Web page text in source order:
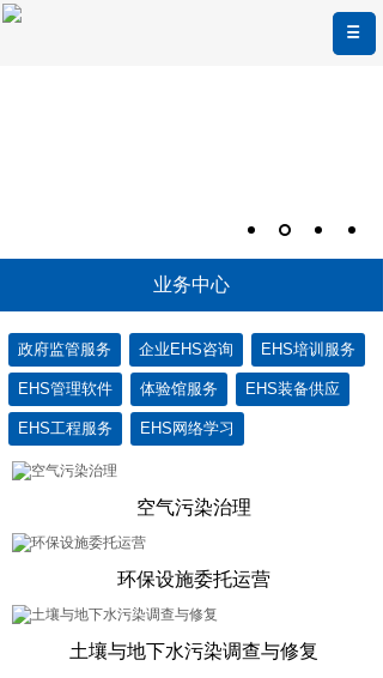
业务中心
政府监管服务 企业EHS咨询 EHS培训服务
EHS管理软件 体验馆服务 EHS装备供应
EHS工程服务 EHS网络学习
空气污染治理
环保设施委托运营
土壤与地下水污染调查与修复